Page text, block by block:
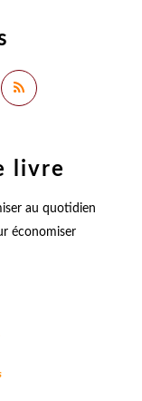
livre
économiser